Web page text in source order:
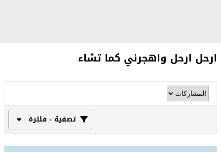
ارحل ارحل واهجرني كما تشاء
تصفية - فلترة